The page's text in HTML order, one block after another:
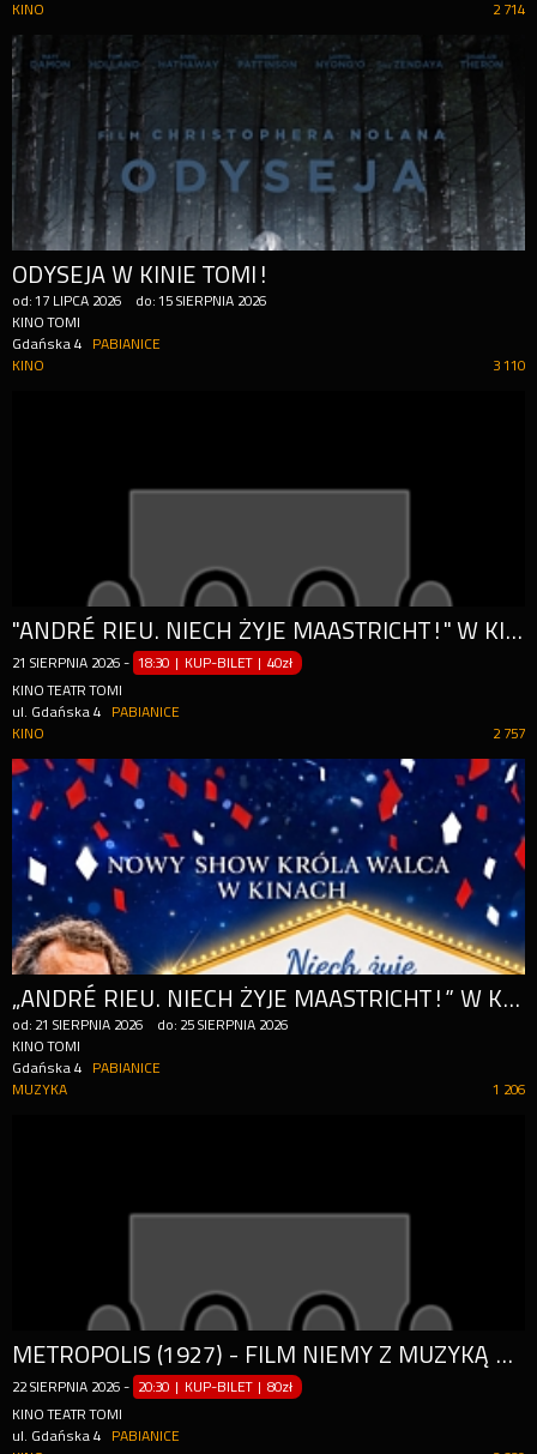
2 714
KINO
ODYSEJA W KINIE TOMI!
od:17 LIPCA 2026 do:15 SIERPNIA 2026
KINO TOMI
Gdańska 4
PABIANICE
3 110
KINO
"ANDRÉ RIEU. NIECH ŻYJE MAASTRICHT!" W KINIE TOMI!
21 SIERPNIA 2026 - 18:30 | KUP-BILET |40zł
KINO TEATR TOMI
ul. Gdańska 4
PABIANICE
2 757
KINO
„ANDRÉ RIEU. NIECH ŻYJE MAASTRICHT!” W KINIE TOMI!
od: 21 SIERPNIA 2026 do: 25 SIERPNIA 2026
KINO TOMI
Gdańska 4
PABIANICE
1 206
MUZYKA
METROPOLIS (1927) - FILM NIEMY Z MUZYKĄ NA ŻYWO
22 SIERPNIA 2026 - 20:30 | KUP-BILET |80zł
KINO TEATR TOMI
ul. Gdańska 4
PABIANICE